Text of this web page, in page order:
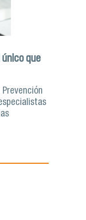
que